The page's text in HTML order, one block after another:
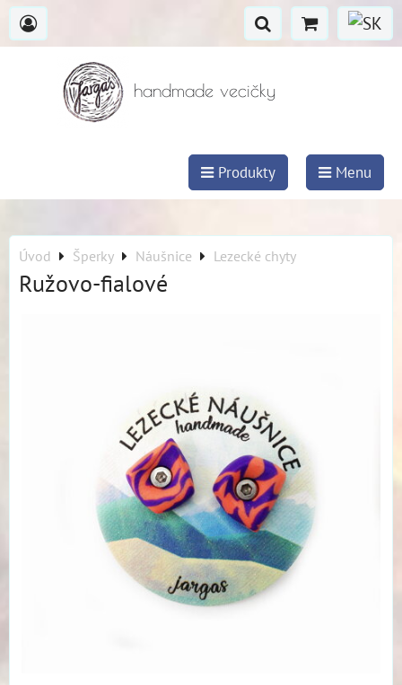
handmade vecičky
Produkty Menu
Úvod Šperky Náušnice Lezecké chyty
Ružovo-fialové